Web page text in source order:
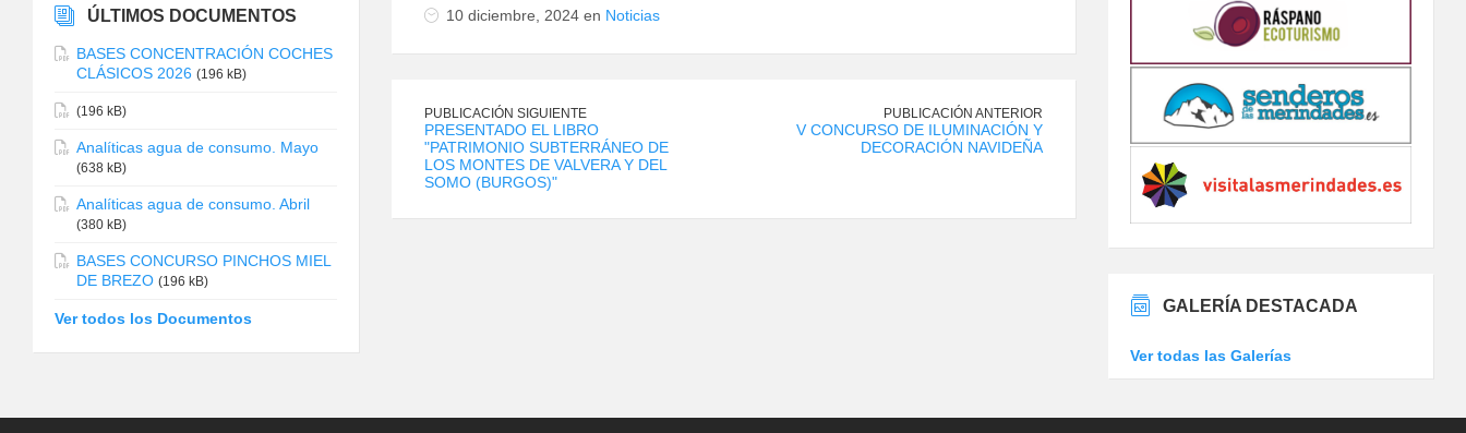
10 diciembre, 2024 en Noticias
PUBLICACIÓN SIGUIENTE
PRESENTADO EL LIBRO
"PATRIMONIO SUBTERRÁNEO DE
LOS MONTES DE VALVERA Y DEL
SOMO (BURGOS)"
PUBLICACIÓN ANTERIOR
V CONCURSO DE ILUMINACIÓN Y
DECORACIÓN NAVIDEÑA
ÚLTIMOS DOCUMENTOS
BASES CONCENTRACIÓN COCHES
CLÁSICOS 2026 (196 kB)
(196 kB)
Analíticas agua de consumo. Mayo
(638 kB)
Analíticas agua de consumo. Abril
(380 kB)
BASES CONCURSO PINCHOS MIEL
DE BREZO (196 kB)
Ver todos los Documentos
GALERÍA DESTACADA
Ver todas las Galerías